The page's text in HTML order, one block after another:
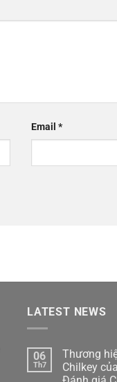
Email *
LATEST NEWS
06
Th7
Thương
Chilkey